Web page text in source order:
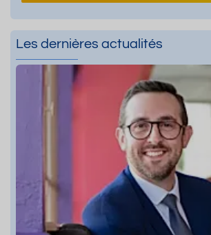
Les dernières actualités